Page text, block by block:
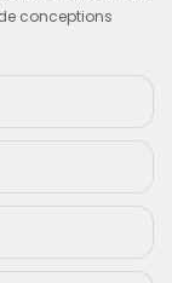
conceptions